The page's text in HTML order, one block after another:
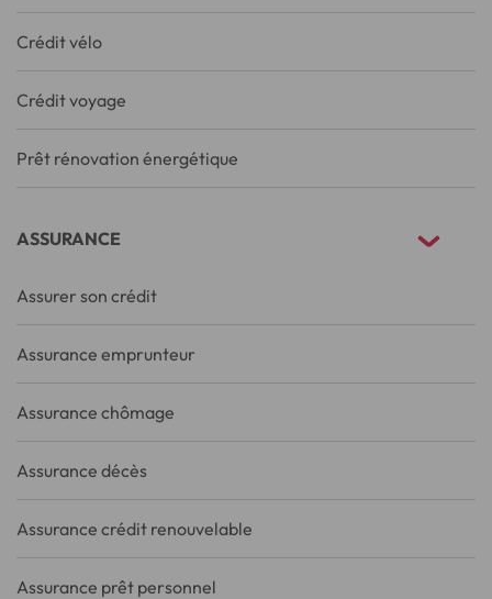
Crédit vélo
Crédit voyage
Prêt rénovation énergétique
ASSURANCE
Assurer son crédit
Assurance emprunteur
Assurance chômage
Assurance décès
Assurance crédit renouvelable
Assurance prêt personnel